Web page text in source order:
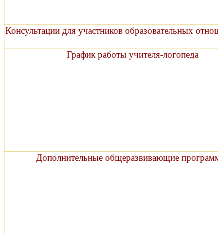
Консультации для участников образовательных
График работы учителя-логопеда
Дополнительные общеразвивающие